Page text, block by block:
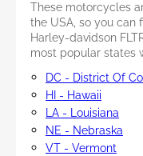
These motorcycles
the USA, so you can
Harley-davidson
most popular states
DC - District Of
HI - Hawaii
LA - Louisiana
NE - Nebraska
VT - Vermont